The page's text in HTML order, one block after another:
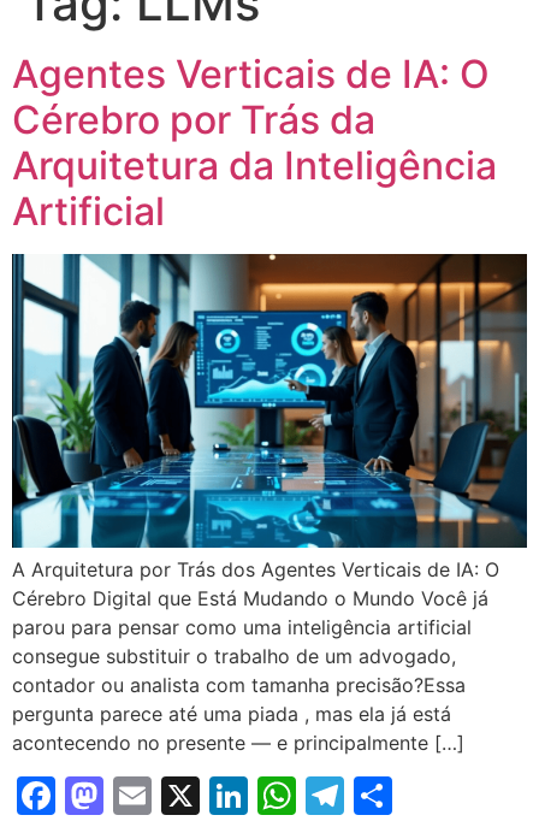
Agentes Verticais de IA: O
Cérebro por Trás da
Arquitetura da Inteligência
Artificial
A Arquitetura por Trás dos Agentes Verticais de IA: O
Cérebro Digital que Está Mudando o Mundo Você já
parou para pensar como uma inteligência artificial
consegue substituir o trabalho de um advogado,
contador ou analista com tamanha precisão?Essa
pergunta parece até uma piada , mas ela já está
acontecendo no presente — e principalmente […]
Facebook
Mastodon
Email
X LinkedIn
WhatsApp
Telegram